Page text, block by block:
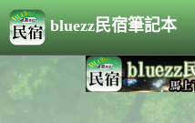
bluezz民宿筆記本